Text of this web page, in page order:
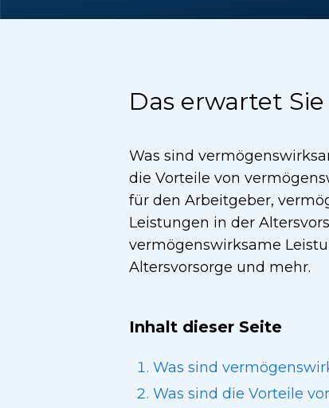
Das erwartet
Was sind
die Vorteile von
für den Arbeitgeber,
Leistungen in der
vermögenswirksame
Altersvorsorge und mehr.
Inhalt dieser Seite
Was sind
Was sind die Vorteile